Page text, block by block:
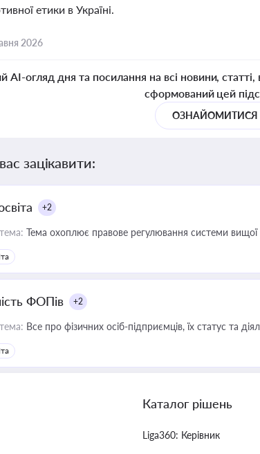
етики в Україні.
2026
AI-огляд дня та посилання на всі новини,
сформований цей
ОЗНАЙОМИТИСЯ
зацікавити:
+2
Тема охоплює правове регулювання системи вищої
ФОПів +2
Все про фізичних осіб-підприємців, їх статус та
Каталог рішень
Liga360: Керівник